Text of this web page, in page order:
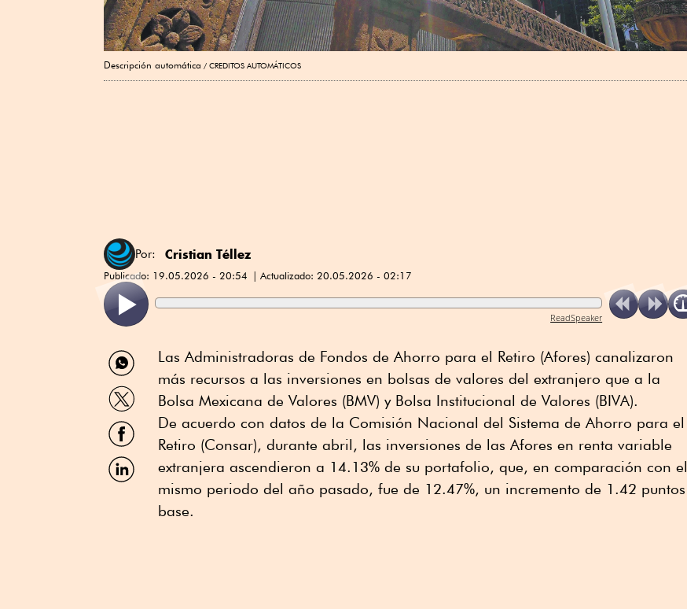
Descripción automática CREDITOS AUTOMÁTICOS
Por: Cristian Téllez
Publicado: 19.05.2026 - 20:54 Actualizado: 20.05.2026 - 02:17
ReadSpeaker
Compartir
por
WhatsApp
Compartir
por
Twitter
Compartir
por
Facebook
Compartir
por
Las Administradoras de Fondos de Ahorro para el Retiro (Afores) canalizaron
más recursos a las inversiones en bolsas de valores del extranjero que a la
Bolsa Mexicana de Valores (BMV) y Bolsa Institucional de Valores (BIVA).
De acuerdo con datos de la Comisión Nacional del Sistema de Ahorro para el
Retiro (Consar), durante abril, las inversiones de las Afores en renta variable
extranjera ascendieron a 14.13% de su portafolio, que, en comparación con el
mismo periodo del año pasado, fue de 12.47%, un incremento de 1.42 puntos
base.